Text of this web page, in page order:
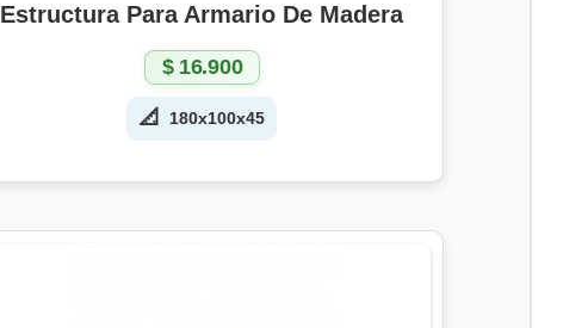
Estructura Para Armario De Madera
📐 180x100x45
$16.900